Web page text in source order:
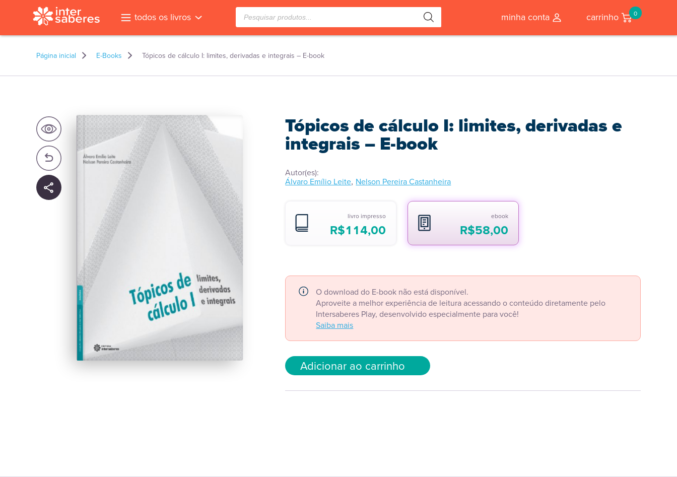
todos os livros
Pesquisar
produtos
minha conta carrinho 0
Página inicial E-Books Tópicos de cálculo I: limites, derivadas e integrais – E-book
Tópicos de cálculo I: limites, derivadas e
integrais – E-book
Autor(es):
Álvaro Emílio Leite, Nelson Pereira Castanheira
livro impresso
R$114,00
ebook
R$58,00
O download do E-book não está disponível.
Aproveite a melhor experiência de leitura acessando o conteúdo diretamente pelo
Intersaberes Play, desenvolvido especialmente para você!
Saiba mais
Adicionar ao carrinho